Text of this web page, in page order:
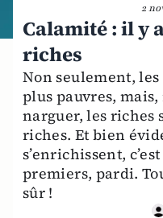
2
Calamité : il y
riches
Non seulement,
plus pauvres,
narguer, les riches
riches. Et bien
s’enrichissent,
premiers, pardi.
sûr !